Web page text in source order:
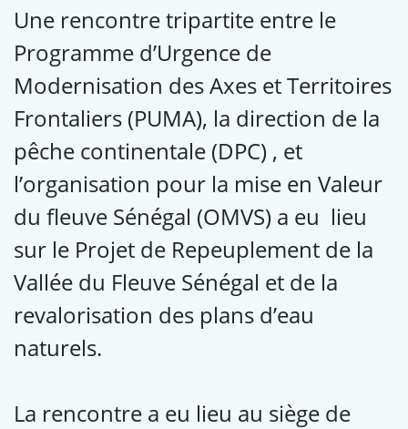
Une rencontre tripartite entre le
Programme d’Urgence de
Modernisation des Axes et Territoires
Frontaliers (PUMA), la direction de la
pêche continentale (DPC) , et
l’organisation pour la mise en Valeur
du fleuve Sénégal (OMVS) a eu lieu
sur le Projet de Repeuplement de la
Vallée du Fleuve Sénégal et de la
revalorisation des plans d’eau
naturels.
La rencontre a eu lieu au siège de